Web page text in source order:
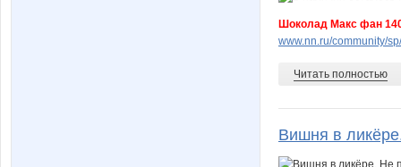
Шоколад Макс фан
www.nn.ru/community/
Читать полностью
Вишня в